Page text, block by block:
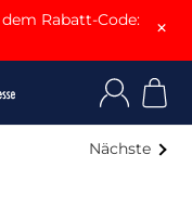
Rabatt-Code:
×
Nächste